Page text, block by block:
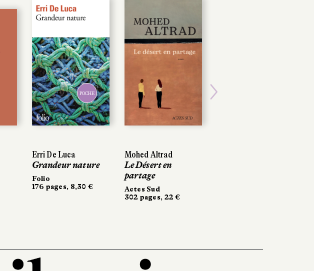
POCHE
Erri De Luca
Grandeur nature
Folio
176 pages, 8,30 €
Mohed Altrad
Le Désert en
partage
Actes Sud
302 pages, 22 €